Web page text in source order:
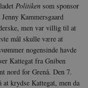
Politiken som sponsor
Kammersgaard
men var villig til at
mål skulle være at
nogensinde havde
Kattegat fra Gniben
nord for Grenå. Den 7.
krydse Kattegat, men da